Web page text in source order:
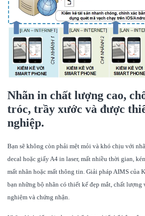
Nhãn in chất lượng cao,
tróc, trầy xước và được
nghiệp.
Bạn sẽ không còn phải mệt mỏi và khó chịu với
decal hoặc giấy A4 in laser, mất nhiều thời gian,
mất nhãn hoặc mất thông tin. Giải pháp AIMS của
bạn những bộ nhãn có thiết kế đẹp mắt, chất lượng
nghiệm và chứng nhận.